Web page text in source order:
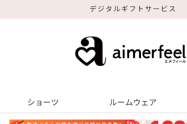
デジタルギフトサービス
ショーツ ルームウェア